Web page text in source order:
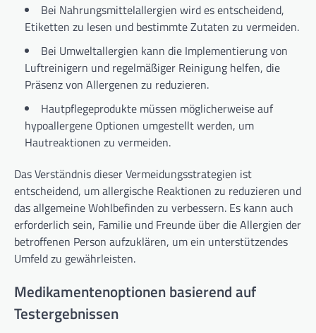
Bei Nahrungsmittelallergien wird es entscheidend,
Etiketten zu lesen und bestimmte Zutaten zu vermeiden.
Bei Umweltallergien kann die Implementierung von
Luftreinigern und regelmäßiger Reinigung helfen, die
Präsenz von Allergenen zu reduzieren.
Hautpflegeprodukte müssen möglicherweise auf
hypoallergene Optionen umgestellt werden, um
Hautreaktionen zu vermeiden.
Das Verständnis dieser Vermeidungsstrategien ist
entscheidend, um allergische Reaktionen zu reduzieren und
das allgemeine Wohlbefinden zu verbessern. Es kann auch
erforderlich sein, Familie und Freunde über die Allergien der
betroffenen Person aufzuklären, um ein unterstützendes
Umfeld zu gewährleisten.
Medikamentenoptionen basierend auf
Testergebnissen